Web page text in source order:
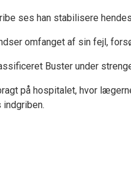
ses han stabilisere
omfanget af sin fejl,
Buster under
på hospitalet, hvor